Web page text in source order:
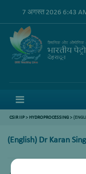
7 अगस्त 2026 6:43
CSIR IIP> HYDROPROCESSING>
(English) Dr Karan